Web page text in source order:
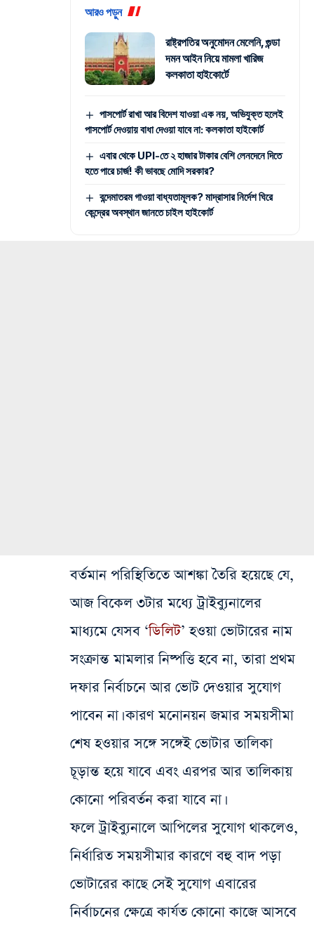
আরও পড়ুন
রাষ্ট্রপতির অনুমোদন মেলেনি, গুন্ডা
দমন আইন নিয়ে মামলা খারিজ
কলকাতা হাইকোর্টে
পাসপোর্ট রাখা আর বিদেশ যাওয়া এক নয়, অভিযুক্ত হলেই
পাসপোর্ট দেওয়ায় বাধা দেওয়া যাবে না: কলকাতা হাইকোর্ট
এবার থেকে UPI-তে ২ হাজার টাকার বেশি লেনদেনে দিতে
হতে পারে চার্জ! কী ভাবছে মোদি সরকার?
বন্দেমাতরম গাওয়া বাধ্যতামূলক? মাদ্রাসার নির্দেশ ঘিরে
কেন্দ্রের অবস্থান জানতে চাইল হাইকোর্ট
বর্তমান পরিস্থিতিতে আশঙ্কা তৈরি হয়েছে যে,
আজ বিকেল ৩টার মধ্যে ট্রাইব্যুনালের
মাধ্যমে যেসব ‘ডিলিট’ হওয়া ভোটারের নাম
সংক্রান্ত মামলার নিষ্পত্তি হবে না, তারা প্রথম
দফার নির্বাচনে আর ভোট দেওয়ার সুযোগ
পাবেন না। কারণ মনোনয়ন জমার সময়সীমা
শেষ হওয়ার সঙ্গে সঙ্গেই ভোটার তালিকা
চূড়ান্ত হয়ে যাবে এবং এরপর আর তালিকায়
কোনো পরিবর্তন করা যাবে না।
ফলে ট্রাইব্যুনালে আপিলের সুযোগ থাকলেও,
নির্ধারিত সময়সীমার কারণে বহু বাদ পড়া
ভোটারের কাছে সেই সুযোগ এবারের
নির্বাচনের ক্ষেত্রে কার্যত কোনো কাজে আসবে